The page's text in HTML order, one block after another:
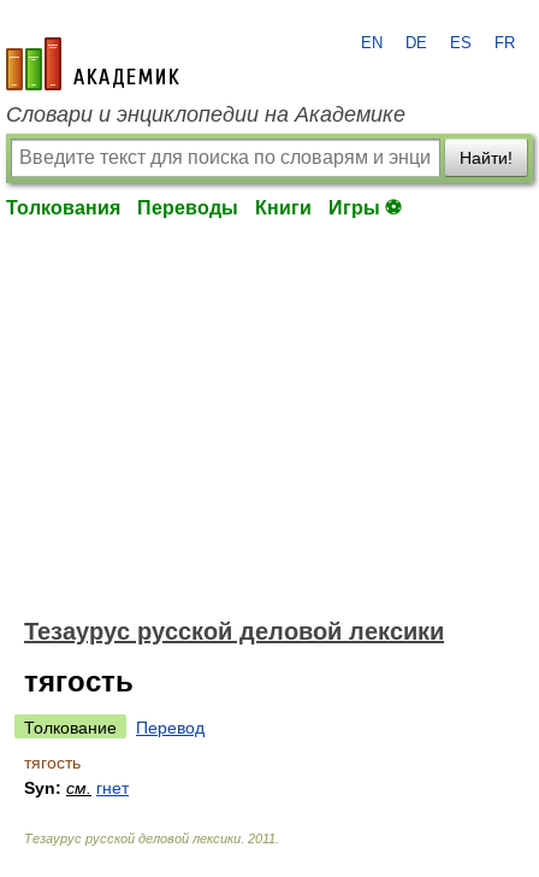
academic.ru
EN DE ES FR
Словари и энциклопедии на Академике
Найти!
Толкования Переводы Книги Игры ⚽
Тезаурус русской деловой лексики
тягость
Толкование
Перевод
тягость
Syn: см. гнет
Тезаурус русской деловой лексики 2011